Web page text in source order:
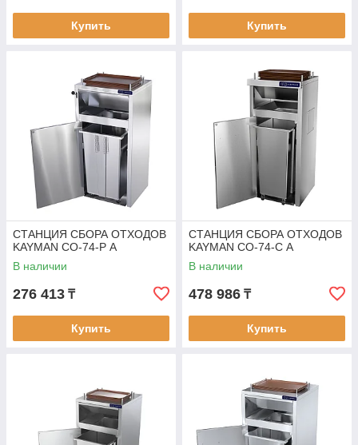
Купить Купить
СТАНЦИЯ СБОРА ОТХОДОВ
KAYMAN СО-74-Р А
В наличии
276 413 ₸
Купить
СТАНЦИЯ СБОРА ОТХОДОВ
KAYMAN СО-74-С А
В наличии
478 986 ₸
Купить